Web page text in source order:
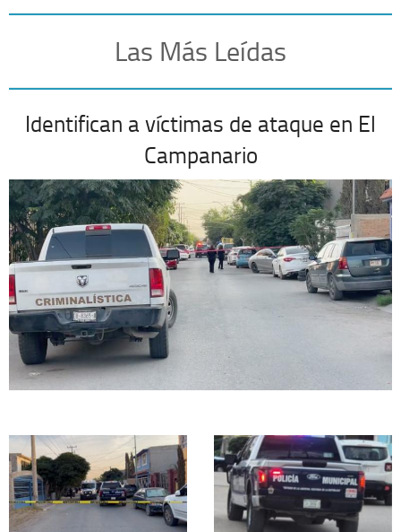
Las Más Leídas
Identifican a víctimas de ataque en El
Campanario